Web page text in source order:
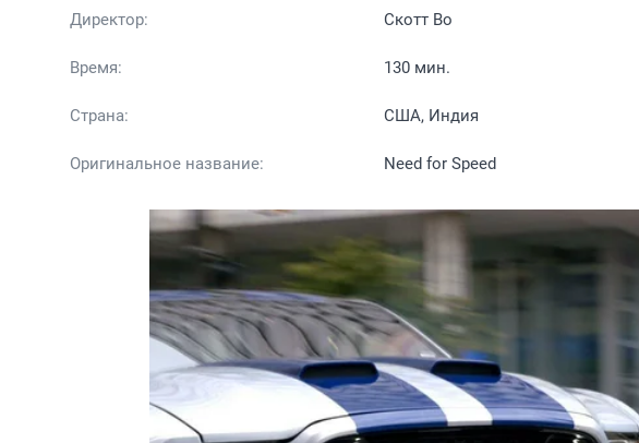
Директор: Скотт Во
Время: 130 мин.
Страна: США, Индия
Оригинальное название: Need for Speed